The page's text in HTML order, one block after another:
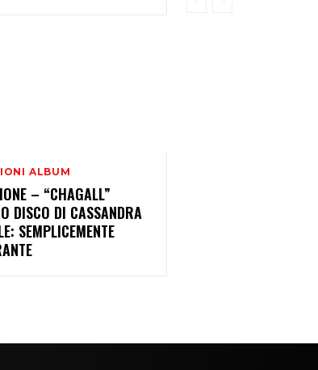
ALBUM
– “CHAGALL”
DISCO DI CASSANDRA
SEMPLICEMENTE